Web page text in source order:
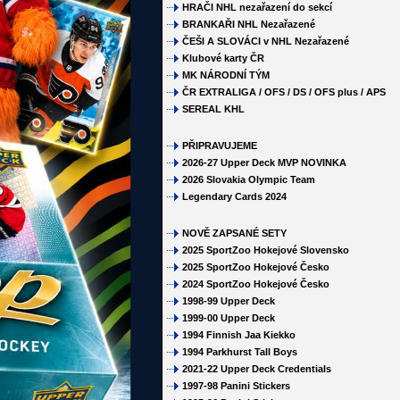
HRAČI NHL nezařazení do sekcí
BRANKAŘI NHL Nezařazené
ČEŠI A SLOVÁCI v NHL Nezařazené
Klubové karty ČR
MK NÁRODNÍ TÝM
ČR EXTRALIGA / OFS / DS / OFS plus / APS
SEREAL KHL
PŘIPRAVUJEME
2026-27 Upper Deck MVP NOVINKA
2026 Slovakia Olympic Team
Legendary Cards 2024
NOVĚ ZAPSANÉ SETY
2025 SportZoo Hokejové Slovensko
2025 SportZoo Hokejové Česko
2024 SportZoo Hokejové Česko
1998-99 Upper Deck
1999-00 Upper Deck
1994 Finnish Jaa Kiekko
1994 Parkhurst Tall Boys
2021-22 Upper Deck Credentials
1997-98 Panini Stickers